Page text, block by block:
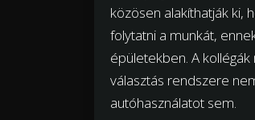
közösen alakíthatják ki,
folytatni a munkát,
épületekben. A
választás rendszere
autóhasználatot sem.